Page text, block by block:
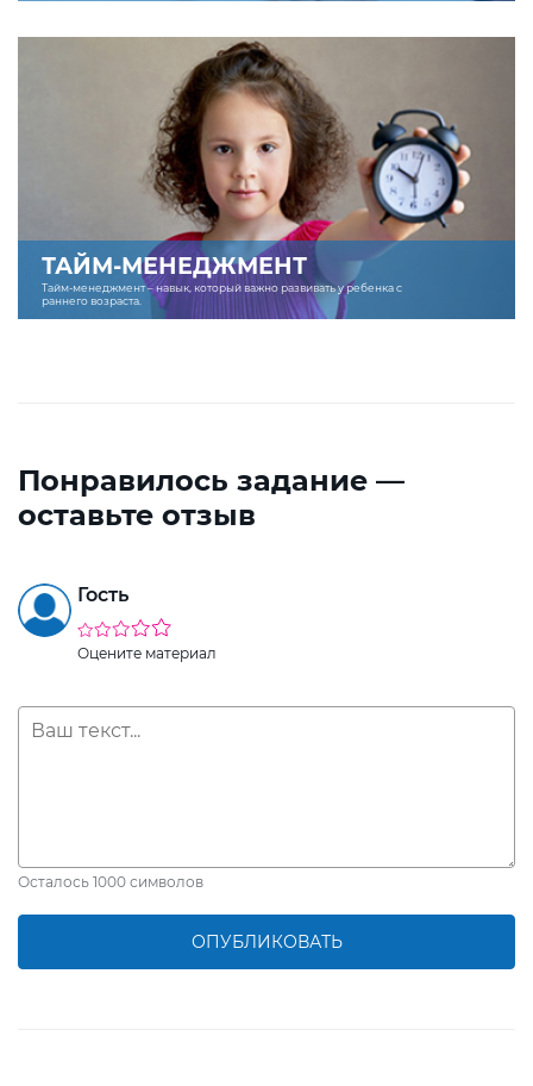
ТАЙМ-МЕНЕДЖМЕНТ
Тайм-менеджмент – навык, который важно развивать у ребенка с
раннего возраста.
Понравилось задание —
оставьте отзыв
Гость
Оцените материал
Осталось 1000 символов
ОПУБЛИКОВАТЬ